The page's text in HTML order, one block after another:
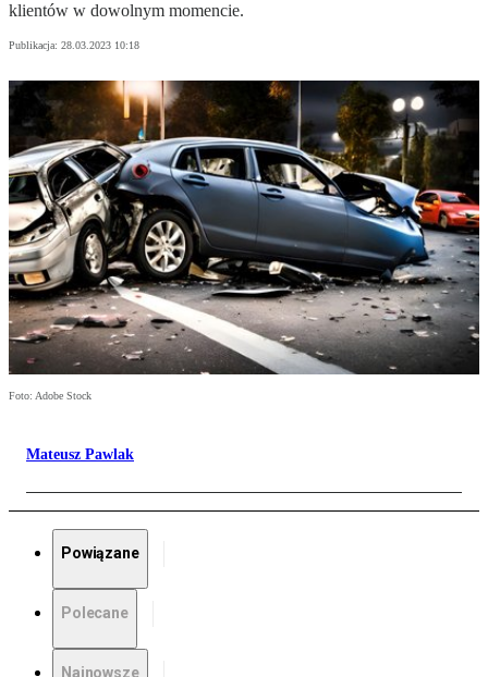
klientów w dowolnym momencie.
Publikacja: 28.03.2023 10:18
Foto: Adobe Stock
Mateusz Pawlak
Powiązane
Polecane
Najnowsze